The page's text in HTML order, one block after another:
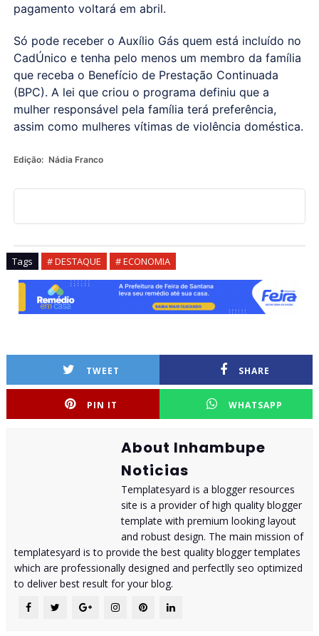
pagamento voltará em abril.
Só pode receber o Auxílio Gás quem está incluído no
CadÚnico e tenha pelo menos um membro da família
que receba o Benefício de Prestação Continuada
(BPC). A lei que criou o programa definiu que a
mulher responsável pela família terá preferência,
assim como mulheres vítimas de violência doméstica.
Edição: Nádia Franco
Tags # DESTAQUE # ECONOMIA
TWEET SHARE
PIN IT WHATSAPP
About Inhambupe
Noticias
Templatesyard is a blogger resources
site is a provider of high quality blogger
template with premium looking layout
and robust design. The main mission of
templatesyard is to provide the best quality blogger templates
which are professionally designed and perfectlly seo optimized
to deliver best result for your blog.